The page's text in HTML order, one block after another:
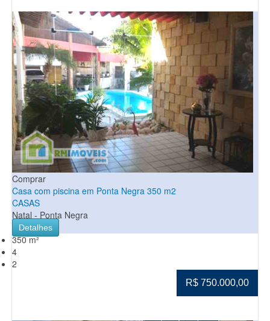
Comprar
Casa com piscina em Ponta Negra 350 m2
CASAS
Natal - Ponta Negra
Detalhes
350 m²
4
2
R$ 750.000,00